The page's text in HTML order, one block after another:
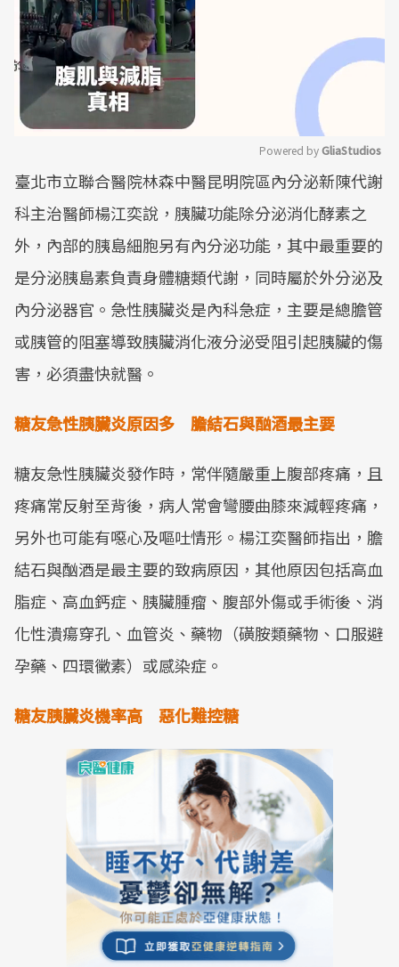
Mute
Powered by GliaStudios
臺北市立聯合醫院林森中醫昆明院區內分泌新陳代謝
科主治醫師楊江奕說，胰臟功能除分泌消化酵素之
外，內部的胰島細胞另有內分泌功能，其中最重要的
是分泌胰島素負責身體糖類代謝，同時屬於外分泌及
內分泌器官。急性胰臟炎是內科急症，主要是總膽管
或胰管的阻塞導致胰臟消化液分泌受阻引起胰臟的傷
害，必須盡快就醫。
糖友急性胰臟炎原因多 膽結石與酗酒最主要
糖友急性胰臟炎發作時，常伴隨嚴重上腹部疼痛，且
疼痛常反射至背後，病人常會彎腰曲膝來減輕疼痛，
另外也可能有噁心及嘔吐情形。楊江奕醫師指出，膽
結石與酗酒是最主要的致病原因，其他原因包括高血
脂症、高血鈣症、胰臟腫瘤、腹部外傷或手術後、消
化性潰瘍穿孔、血管炎、藥物（磺胺類藥物、口服避
孕藥、四環黴素）或感染症。
糖友胰臟炎機率高 惡化難控糖